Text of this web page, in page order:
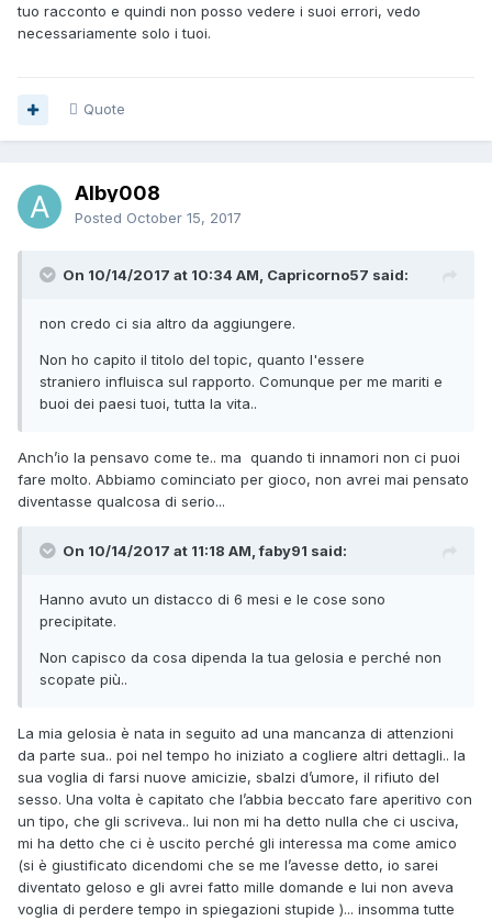
tuo racconto e quindi non posso vedere i suoi errori, vedo
necessariamente solo i tuoi.
Quote
Alby008
Posted October 15, 2017
On 10/14/2017 at 10:34 AM, Capricorno57 said:
non credo ci sia altro da aggiungere.
Non ho capito il titolo del topic, quanto l'essere
straniero influisca sul rapporto. Comunque per me mariti e
buoi dei paesi tuoi, tutta la vita..
Anch’io la pensavo come te.. ma quando ti innamori non ci puoi
fare molto. Abbiamo cominciato per gioco, non avrei mai pensato
diventasse qualcosa di serio...
On 10/14/2017 at 11:18 AM, faby91 said:
Hanno avuto un distacco di 6 mesi e le cose sono
precipitate.
Non capisco da cosa dipenda la tua gelosia e perché non
scopate più..
La mia gelosia è nata in seguito ad una mancanza di attenzioni
da parte sua.. poi nel tempo ho iniziato a cogliere altri dettagli.. la
sua voglia di farsi nuove amicizie, sbalzi d’umore, il rifiuto del
sesso. Una volta è capitato che l’abbia beccato fare aperitivo con
un tipo, che gli scriveva.. lui non mi ha detto nulla che ci usciva,
mi ha detto che ci è uscito perché gli interessa ma come amico
(si è giustificato dicendomi che se me l’avesse detto, io sarei
diventato geloso e gli avrei fatto mille domande e lui non aveva
voglia di perdere tempo in spiegazioni stupide )... insomma tutte